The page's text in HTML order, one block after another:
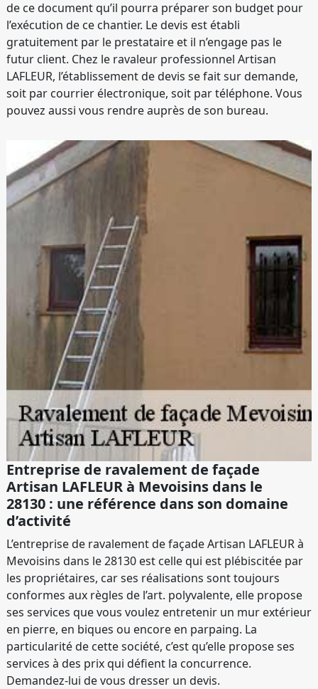
de ce document qu’il pourra préparer son budget pour
l’exécution de ce chantier. Le devis est établi
gratuitement par le prestataire et il n’engage pas le
futur client. Chez le ravaleur professionnel Artisan
LAFLEUR, l’établissement de devis se fait sur demande,
soit par courrier électronique, soit par téléphone. Vous
pouvez aussi vous rendre auprès de son bureau.
Entreprise de ravalement de façade
Artisan LAFLEUR à Mevoisins dans le
28130 : une référence dans son domaine
d’activité
L’entreprise de ravalement de façade Artisan LAFLEUR à
Mevoisins dans le 28130 est celle qui est plébiscitée par
les propriétaires, car ses réalisations sont toujours
conformes aux règles de l’art. polyvalente, elle propose
ses services que vous voulez entretenir un mur extérieur
en pierre, en biques ou encore en parpaing. La
particularité de cette société, c’est qu’elle propose ses
services à des prix qui défient la concurrence.
Demandez-lui de vous dresser un devis.